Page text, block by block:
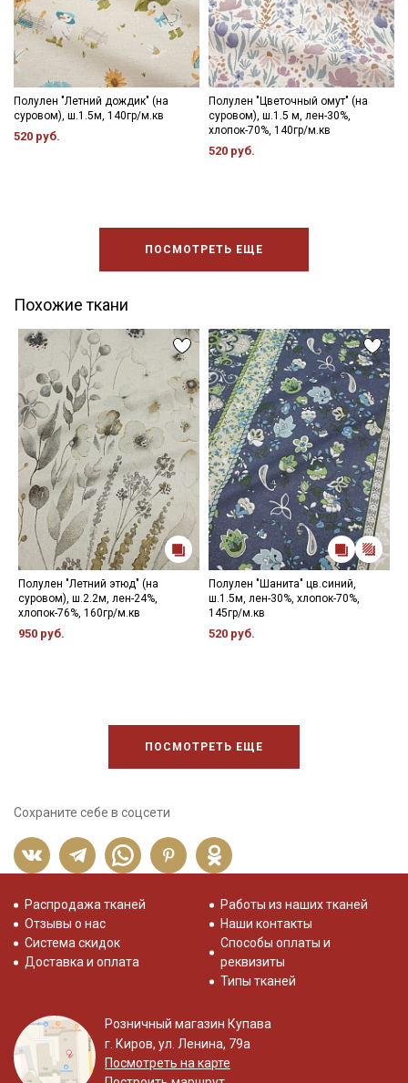
Полулен "Летний дождик" (на
суровом), ш.1.5м, 140гр/м.кв
520 руб.
Полулен "Цветочный омут" (на
суровом), ш.1.5 м, лен-30%,
хлопок-70%, 140гр/м.кв
520 руб.
ПОСМОТРЕТЬ ЕЩЕ
Похожие ткани
Полулен "Летний этюд" (на
суровом), ш.2.2м, лен-24%,
хлопок-76%, 160гр/м.кв
950 руб.
Полулен "Шанита" цв.синий,
ш.1.5м, лен-30%, хлопок-70%,
145гр/м.кв
520 руб.
ПОСМОТРЕТЬ ЕЩЕ
Сохраните себе в соцсети
Распродажа тканей
Отзывы о нас
Система скидок
Доставка и оплата
Работы из наших тканей
Наши контакты
Способы оплаты и
реквизиты
Типы тканей
Розничный магазин Купава
г. Киров, ул. Ленина, 79а
Посмотреть на карте